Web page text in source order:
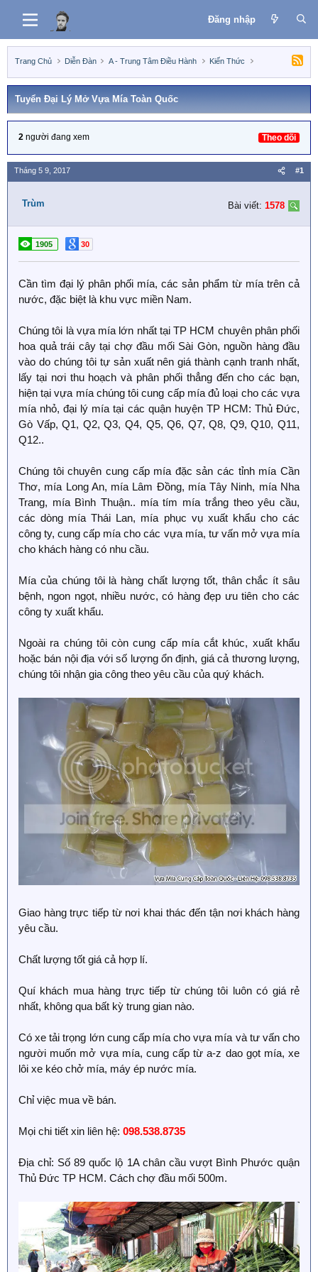
Đăng nhập
Trang Chủ Diễn Đàn A - Trung Tâm Điều Hành Kiến Thức
Tuyển Đại Lý Mở Vựa Mía Toàn Quốc
2 người đang xem Theo dõi
Tháng 5 9, 2017 #1
Trùm Bài viết: 1578
1905 30
Cần tìm đại lý phân phối mía, các sản phẩm từ mía trên cả
nước, đặc biệt là khu vực miền Nam.
Chúng tôi là vựa mía lớn nhất tại TP HCM chuyên phân phối
hoa quả trái cây tại chợ đầu mối Sài Gòn, nguồn hàng đầu
vào do chúng tôi tự sản xuất nên giá thành cạnh tranh nhất,
lấy tại nơi thu hoạch và phân phối thẳng đến cho các bạn,
hiện tại vựa mía chúng tôi cung cấp mía đủ loại cho các vựa
mía nhỏ, đại lý mía tại các quận huyện TP HCM: Thủ Đức,
Gò Vấp, Q1, Q2, Q3, Q4, Q5, Q6, Q7, Q8, Q9, Q10, Q11,
Q12..
Chúng tôi chuyên cung cấp mía đặc sản các tỉnh mía Cần
Thơ, mía Long An, mía Lâm Đồng, mía Tây Ninh, mía Nha
Trang, mía Bình Thuận.. mía tím mía trắng theo yêu cầu,
các dòng mía Thái Lan, mía phục vụ xuất khẩu cho các
công ty, cung cấp mía cho các vựa mía, tư vấn mở vựa mía
cho khách hàng có nhu cầu.
Mía của chúng tôi là hàng chất lượng tốt, thân chắc ít sâu
bệnh, ngon ngọt, nhiều nước, có hàng đẹp ưu tiên cho các
công ty xuất khẩu.
Ngoài ra chúng tôi còn cung cấp mía cắt khúc, xuất khẩu
hoặc bán nội địa với số lượng ổn định, giá cả thương lượng,
chúng tôi nhận gia công theo yêu cầu của quý khách.
Giao hàng trực tiếp từ nơi khai thác đến tận nơi khách hàng
yêu cầu.
Chất lượng tốt giá cả hợp lí.
Quí khách mua hàng trực tiếp từ chúng tôi luôn có giá rẻ
nhất, không qua bất kỳ trung gian nào.
Có xe tải trọng lớn cung cấp mía cho vựa mía và tư vấn cho
người muốn mở vựa mía, cung cấp từ a-z dao gọt mía, xe
lôi xe kéo chở mía, máy ép nước mía.
Chỉ việc mua về bán.
Mọi chi tiết xin liên hệ: 098.538.8735
Địa chỉ: Số 89 quốc lộ 1A chân cầu vượt Bình Phước quận
Thủ Đức TP HCM. Cách chợ đầu mối 500m.